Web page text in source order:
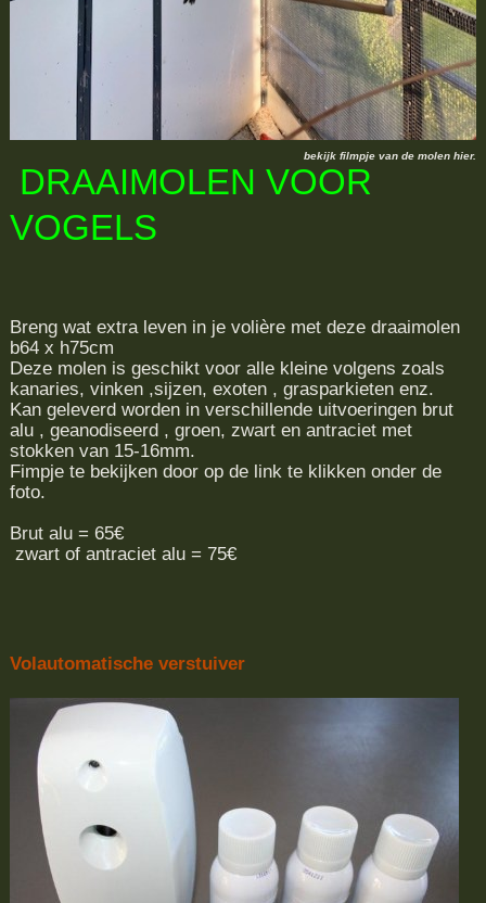
bekijk filmpje van de molen hier.
DRAAIMOLEN VOOR
VOGELS
Breng wat extra leven in je volière met deze draaimolen
b64 x h75cm
Deze molen is geschikt voor alle kleine volgens zoals
kanaries, vinken ,sijzen, exoten , grasparkieten enz.
Kan geleverd worden in verschillende uitvoeringen brut
alu , geanodiseerd , groen, zwart en antraciet met
stokken van 15-16mm.
Fimpje te bekijken door op de link te klikken onder de
foto.
Brut alu = 65€
zwart of antraciet alu = 75€
Volautomatische verstuiver